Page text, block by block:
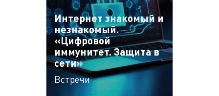
Интернет знакомый и
незнакомый.
«Цифровой
иммунитет. Защита в
сети»
Встречи